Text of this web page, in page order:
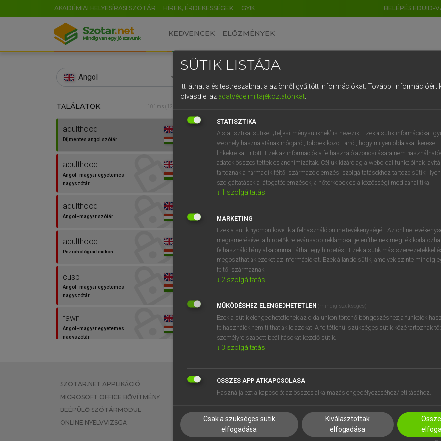
AKADÉMIAI HELYESÍRÁSI SZÓTÁR HÍREK, ÉRDEKESSÉGEK GYIK BELÉPÉS EDUID-
KEDVENCEK ELŐZMÉNYEK
Angol
TALÁLATOK 101 ms (12 db)
adulthood
Díjmentes angol szótár
adulthood
Angol−magyar egyetemes
nagyszótár
adulthood
Angol−magyar szótár
adulthood
Pszichológiai lexikon
cusp
Angol−magyar egyetemes
nagyszótár
fawn
Angol−magyar egyetemes
nagyszótár
felnőttkor
Magyar−angol szótár
Díjmentes angol szótár
adulthood fn felnőttkor
⚲ adulthoodkeresése szótárainkban
SZOTAR.NET APPLIKÁCIÓ
MICROSOFT OFFICE BŐVÍTMÉNY
BEÉPÜLŐ SZÓTÁRMODUL
ONLINE NYELVVIZSGA
EGYÉNI FELHASZNÁLÓKNAK
TANULÓKNAK
VÁLLALATI MEGOLDÁSOK
SÚGÓ
RÓLUNK
SÜTI BEÁLLÍTÁSOK
SÜTIK LISTÁJA
Itt láthatja és testreszabhatja az önről gyűjtött információkat. További információért
olvasd el az adatvédelmi tájékoztatónkat.
STATISZTIKA
A statisztikai sütiket „teljesítménysütiknek” is nevezik. Ezek a sütik információkat
webhely használatának módjáról, többek között arról, hogy milyen oldalakat keresett
linkekre kattintott. Ezek az információk a felhasználó azonosítására nem
adatok összesítettek és anonimizáltak. Céljuk kizárólag a weboldal funkcióinak
tartoznak a harmadik féltől származó elemzési szolgáltatásokhoz tartozó sütik;
szolgáltatások a látogatóelemzések, a hőtérképek és a közösségi médiaanalitika.
↓ 1 szolgáltatás
MARKETING
Ezek a sütik nyomon követik a felhasználó online tevékenységét. Az online
megismerésével a hirdetők relevánsabb reklámokat jeleníthetnek meg, és
felhasználó hány alkalommal láthat egy hirdetést. Ezek a sütik más szervezetekkel
megoszthatják ezeket az információkat. Ezek állandó sütik, amelyek szinte mindig
féltől származnak.
↓ 2 szolgáltatás
MŰKÖDÉSHEZ ELENGEDHETETLEN (mindig szükséges)
Ezek a sütik elengedhetetlenek az oldalunkon történő böngészéshez,a funkciók
felhasználók nem tilthatják le azokat. A feltétlenül szükséges sütik közé tartoznak
személyre szabott beállításokat kezelő sütik.
↓ 3 szolgáltatás
ÖSSZES APP ÁTKAPCSOLÁSA
Használja ezt a kapcsolót az összes alkalmazás engedélyezéséhez/letiltásához.
Csak a szükséges sütik
elfogadása
Kiválasztottak
elfogadása
EN HU DE CN FR ES IT NL
0 1 2 3 4 5 6 7 8 9
q w e r t z u i
a s d f g h j k l é
í y x c v b n m , .